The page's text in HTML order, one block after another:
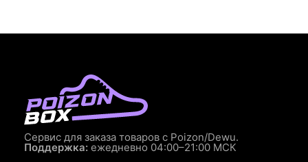
Сервис для заказа товаров с Poizon/Dewu.
Поддержка: ежедневно 04:00–21:00 МСК